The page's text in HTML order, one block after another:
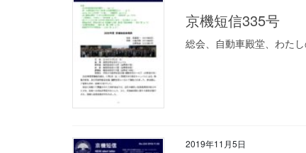
京機短信335号
総会、自動車殿堂、わた
2019年11月5日